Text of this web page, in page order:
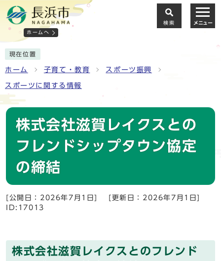
ホームへ
検索 メニュー
現在位置
ホーム 子育て・教育 スポーツ振興
スポーツに関する情報
株式会社滋賀レイクスとの
フレンドシップタウン協定
の締結
[公開日：2026年7月1日]
[更新日：2026年7月1日]
ID:17013
株式会社滋賀レイクスとのフレンド